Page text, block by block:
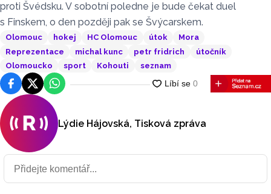
proti Švédsku. V sobotní poledne je bude čekat duel
s Finskem, o den později pak se Švýcarskem.
Olomouc hokej HC Olomouc útok
Mora
Reprezentace
michal kunc petr fridrich
útočník
Olomoucko
sport Kohouti seznam
FacebookPlatforma X
WhatsApp
Lýdie Hájovská, Tisková zpráva